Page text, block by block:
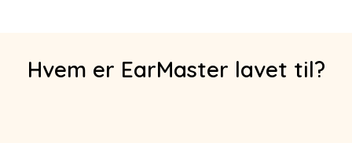
Hvem er EarMaster lavet til?